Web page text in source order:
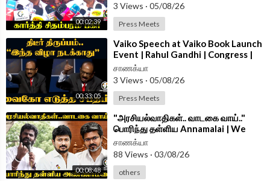
00:02:39
3 Views · 05/08/26
Press Meets
00:33:05
⁣Vaiko Speech at Vaiko Book Launch
Event | Rahul Gandhi | Congress |
Loksabha | Rajyasabha | Delhi
சாணக்யா
3 Views · 05/08/26
Press Meets
00:08:48
⁣"அரசியல்வாதிகள்.. வாடகை வாய்.."
பொரிந்து தள்ளிய Annamalai | We
The Leaders | Madurai
சாணக்யா
88 Views · 03/08/26
others